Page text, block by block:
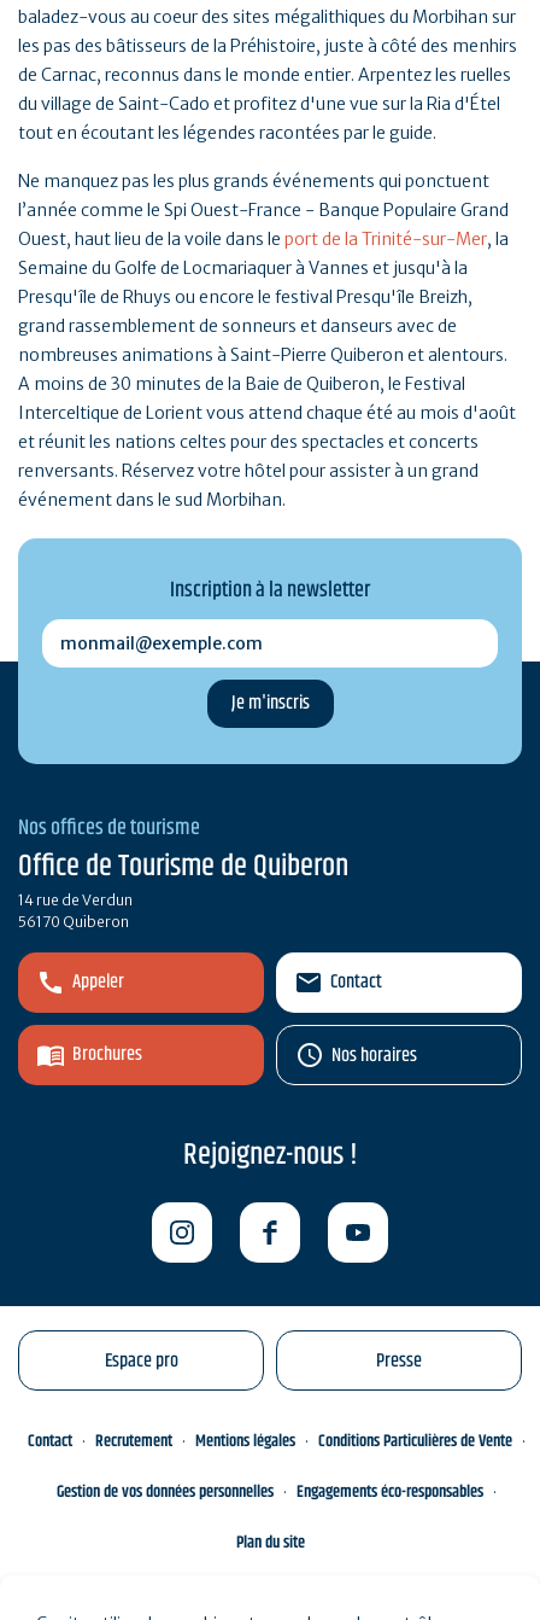
baladez-vous au coeur des sites mégalithiques du Morbihan sur
les pas des bâtisseurs de la Préhistoire, juste à côté des menhirs
de Carnac, reconnus dans le monde entier. Arpentez les ruelles
du village de Saint-Cado et profitez d'une vue sur la Ria d'Étel
tout en écoutant les légendes racontées par le guide.
Ne manquez pas les plus grands événements qui ponctuent
l’année comme le Spi Ouest-France - Banque Populaire Grand
Ouest, haut lieu de la voile dans le port de la Trinité-sur-Mer, la
Semaine du Golfe de Locmariaquer à Vannes et jusqu'à la
Presqu'île de Rhuys ou encore le festival Presqu'île Breizh,
grand rassemblement de sonneurs et danseurs avec de
nombreuses animations à Saint-Pierre Quiberon et alentours.
A moins de 30 minutes de la Baie de Quiberon, le Festival
Interceltique de Lorient vous attend chaque été au mois d'août
et réunit les nations celtes pour des spectacles et concerts
renversants. Réservez votre hôtel pour assister à un grand
événement dans le sud Morbihan.
Inscription à la newsletter
monmail@exemple.com
Nos offices de tourisme
Office de Tourisme de Quiberon
14 rue de Verdun
56170 Quiberon
Appeler
Brochures
Contact
Nos horaires
Rejoignez-nous !
Espace pro Presse
Contact Recrutement Mentions légales
Conditions Particulières de Vente
Gestion de vos données personnelles
Engagements éco-responsables
Plan du site